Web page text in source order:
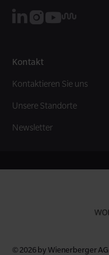
Kontakt
Kontaktieren Sie uns
Unsere Standorte
Newsletter
© 2026 by Wienerberger AG